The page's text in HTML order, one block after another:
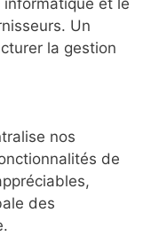
Un
la gestion
nos
de
des